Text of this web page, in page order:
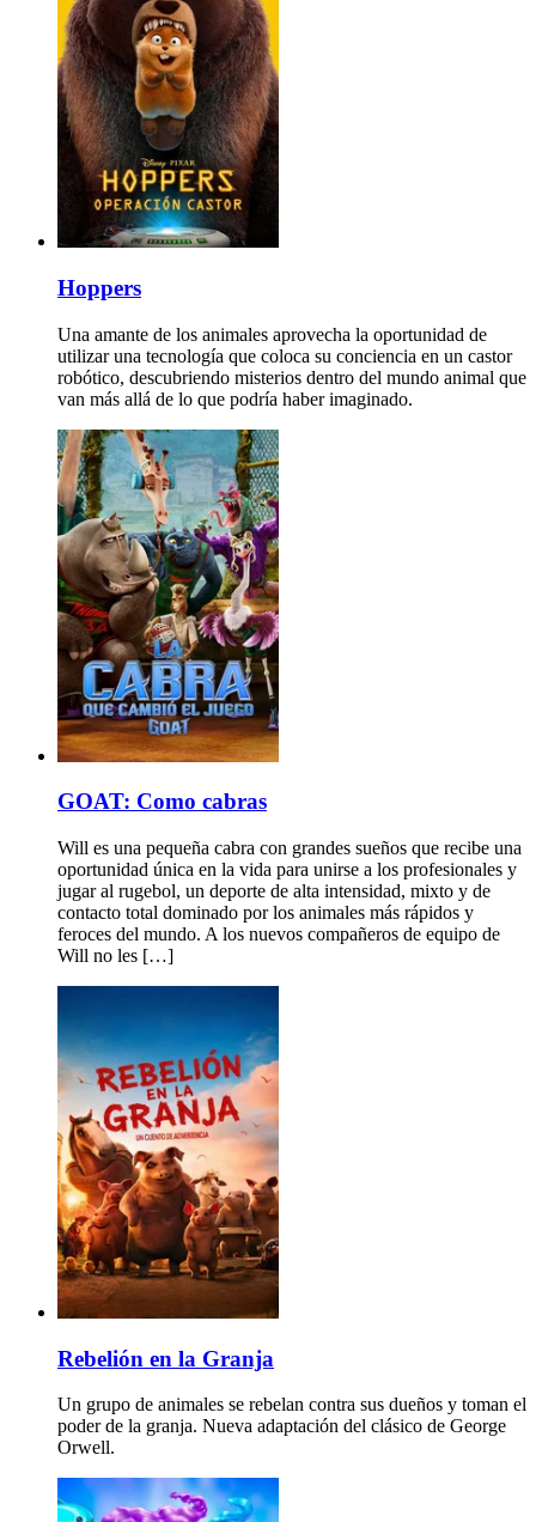
Hoppers
Una amante de los animales aprovecha la oportunidad de
utilizar una tecnología que coloca su conciencia en un castor
robótico, descubriendo misterios dentro del mundo animal que
van más allá de lo que podría haber imaginado.
GOAT: Como cabras
Will es una pequeña cabra con grandes sueños que recibe una
oportunidad única en la vida para unirse a los profesionales y
jugar al rugebol, un deporte de alta intensidad, mixto y de
contacto total dominado por los animales más rápidos y
feroces del mundo. A los nuevos compañeros de equipo de
Will no les […]
Rebelión en la Granja
Un grupo de animales se rebelan contra sus dueños y toman el
poder de la granja. Nueva adaptación del clásico de George
Orwell.